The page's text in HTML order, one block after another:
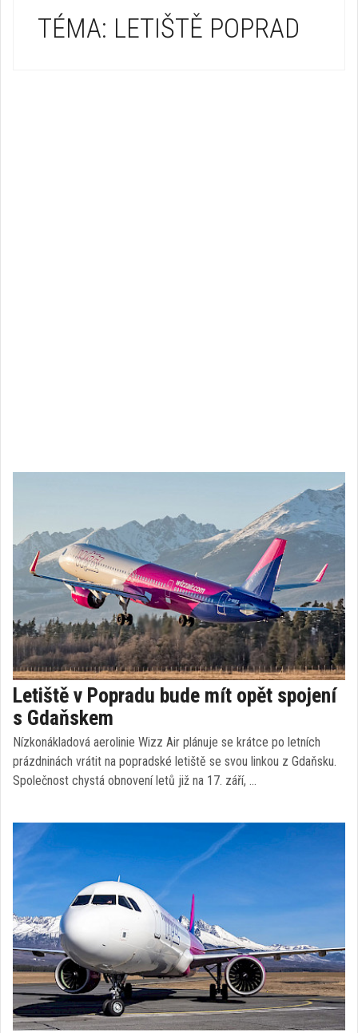
TÉMA: LETIŠTĚ POPRAD
Letiště v Popradu bude mít opět spojení
s Gdaňskem
Nízkonákladová aerolinie Wizz Air plánuje se krátce po letních
prázdninách vrátit na popradské letiště se svou linkou z Gdaňsku.
Společnost chystá obnovení letů již na 17. září, …